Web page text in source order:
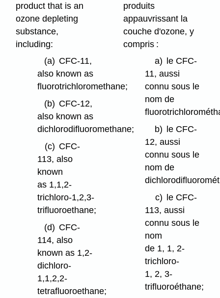
product that is an
ozone depleting
substance,
including:
(a) CFC-11,
also known as
fluorotrichloromethane;
(b) CFC-12,
also known as
dichlorodifluoromethane;
(c) CFC-
113, also
known
as 1,1,2-
trichloro-1,2,3-
trifluoroethane;
(d) CFC-
114, also
known as 1,2-
dichloro-
1,1,2,2-
tetrafluoroethane;
produits
appauvrissant la
couche d'ozone, y
compris :
a)
le CFC-
11, aussi
connu sous le
nom de
b)
le CFC-
12, aussi
connu sous le
nom de
c)
le CFC-
113, aussi
connu sous le
nom
de 1, 1, 2-
trichloro-
1, 2, 3-
trifluoroéthane;